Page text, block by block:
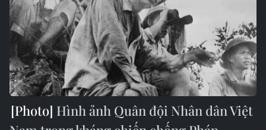
Hình ảnh Quân đội Nhân dân Việt